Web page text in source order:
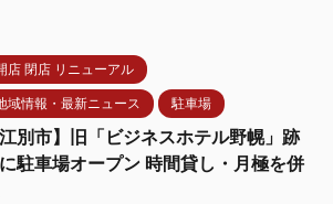
店 閉店 リニューアル
域情報・最新ニュース 駐車場
江別市】旧「ビジネスホテル野幌」跡
駐車場オープン 時間貸し・月極を併